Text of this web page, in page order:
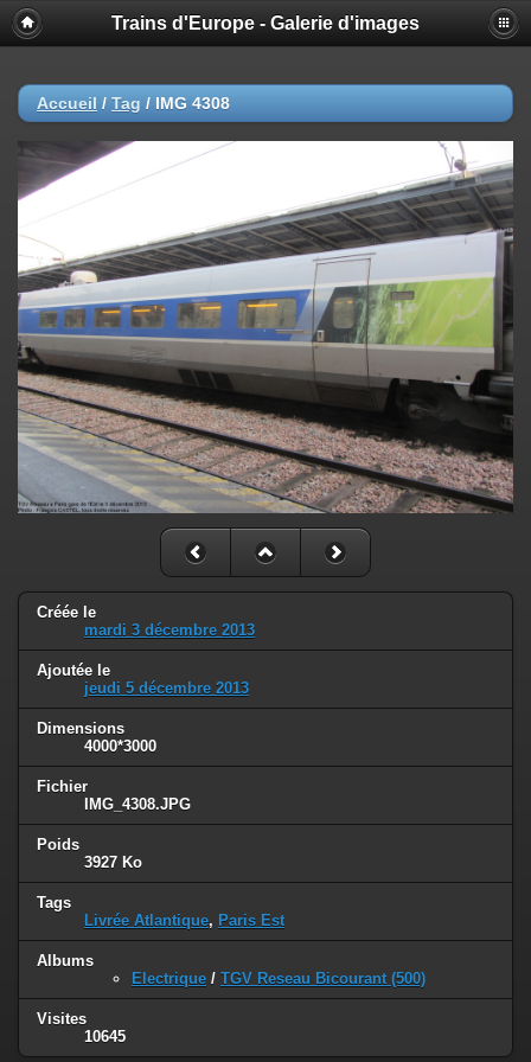
Trains d'Europe - Galerie d'images
Accueil / Tag / IMG 4308
Créée le
mardi 3 décembre 2013
Ajoutée le
jeudi 5 décembre 2013
Dimensions
4000*3000
Fichier
IMG_4308.JPG
Poids
3927 Ko
Tags
Livrée Atlantique, Paris Est
Albums
Electrique / TGV Reseau Bicourant (500)
Visites
10645